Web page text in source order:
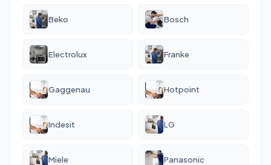
Beko Bosch
Electrolux Franke
Gaggenau Hotpoint
Indesit LG
Miele Panasonic